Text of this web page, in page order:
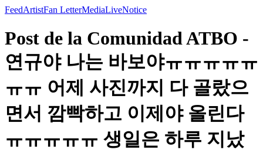
FeedArtistFan LetterMediaLiveNotice
Post de la Comunidad ATBO -
연규야 나는 바보야ㅠㅠㅠㅠㅠ
ㅠㅠ 어제 사진까지 다 골랐으
면서 깜빡하고 이제야 올린다
ㅠㅠㅠㅠㅠ 생일은 하루 지났